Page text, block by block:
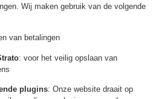
Wij maken gebruik van de volgende
van betalingen
: voor het veilig opslaan van
plugins: Onze website draait op